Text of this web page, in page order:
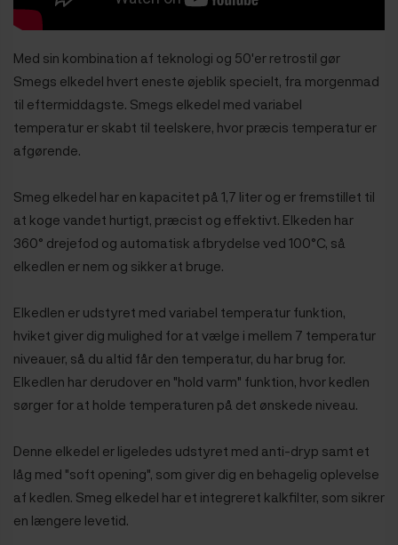
Med sin kombination af teknologi og 50'er retrostil gør
Smegs elkedel hvert eneste øjeblik specielt, fra morgenmad
til eftermiddagste. Smegs elkedel med variabel
temperatur er skabt til teelskere, hvor præcis temperatur er
afgørende.
Smeg elkedel har en kapacitet på 1,7 liter og er fremstillet til
at koge vandet hurtigt, præcist og effektivt. Elkeden har
360° drejefod og automatisk afbrydelse ved 100°C, så
elkedlen er nem og sikker at bruge.
Elkedlen er udstyret med variabel temperatur funktion,
hviket giver dig mulighed for at vælge i mellem 7 temperatur
niveauer, så du altid får den temperatur, du har brug for.
Elkedlen har derudover en "hold varm" funktion, hvor kedlen
sørger for at holde temperaturen på det ønskede niveau.
Denne elkedel er ligeledes udstyret med anti-dryp samt et
låg med "soft opening", som giver dig en behagelig oplevelse
af kedlen. Smeg elkedel har et integreret kalkfilter, som sikrer
en længere levetid.